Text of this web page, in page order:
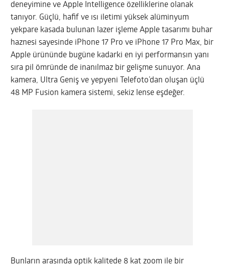
deneyimine ve Apple Intelligence özelliklerine olanak
tanıyor. Güçlü, hafif ve ısı iletimi yüksek alüminyum
yekpare kasada bulunan lazer işleme Apple tasarımı buhar
haznesi sayesinde iPhone 17 Pro ve iPhone 17 Pro Max, bir
Apple ürününde bugüne kadarki en iyi performansın yanı
sıra pil ömründe de inanılmaz bir gelişme sunuyor. Ana
kamera, Ultra Geniş ve yepyeni Telefoto’dan oluşan üçlü
48 MP Fusion kamera sistemi, sekiz lense eşdeğer.
Bunların arasında optik kalitede 8 kat zoom ile bir